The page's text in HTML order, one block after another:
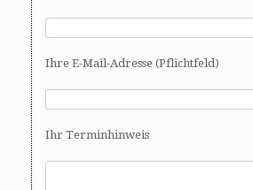
Ihre E-Mail-Adresse (Pflichtfeld)
Ihr Terminhinweis